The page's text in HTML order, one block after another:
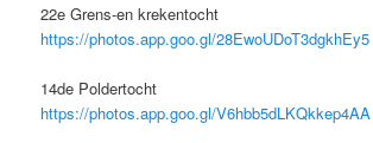
22e Grens-en krekentocht
https://photos.app.goo.gl/28EwoUDoT3dgkhEy5
14de Poldertocht
https://photos.app.goo.gl/V6hbb5dLKQkkep4AA